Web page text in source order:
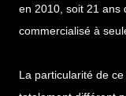
en 2010, soit 21 ans
commercialisé à
La particularité de